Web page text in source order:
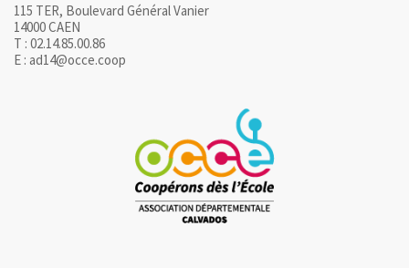
115 TER, Boulevard Général Vanier
14000 CAEN
T : 02.14.85.00.86
E : ad14@occe.coop